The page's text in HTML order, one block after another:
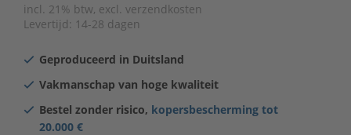
incl. 21% btw, excl. verzendkosten
Levertijd: 14-28 dagen
Geproduceerd in Duitsland
Vakmanschap van hoge kwaliteit
Bestel zonder risico, kopersbescherming tot
20.000 €